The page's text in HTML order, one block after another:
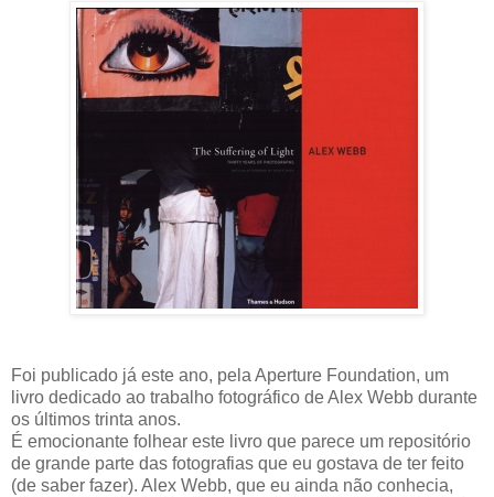
Foi publicado já este ano, pela Aperture Foundation, um
livro dedicado ao trabalho fotográfico de Alex Webb durante
os últimos trinta anos.
É emocionante folhear este livro que parece um repositório
de grande parte das fotografias que eu gostava de ter feito
(de saber fazer). Alex Webb, que eu ainda não conhecia,